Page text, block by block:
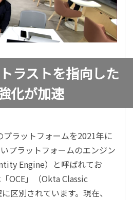
ラストを指向した
化が加速
ラットフォームを2021年に
プラットフォームのエンジン
Engine）と呼ばれてお
OCE」（Okta Classic
区別されています。現在、